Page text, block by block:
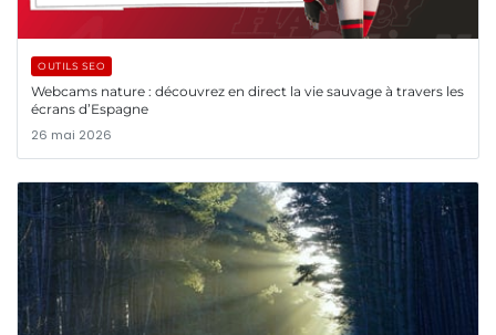
OUTILS SEO
Webcams nature : découvrez en direct la vie sauvage à travers les
écrans d’Espagne
26 mai 2026